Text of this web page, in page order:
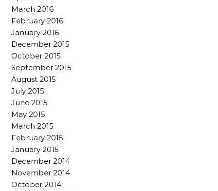
March 2016
February 2016
January 2016
December 2015
October 2015
September 2015
August 2015
July 2015
June 2015
May 2015
March 2015
February 2015
January 2015
December 2014
November 2014
October 2014